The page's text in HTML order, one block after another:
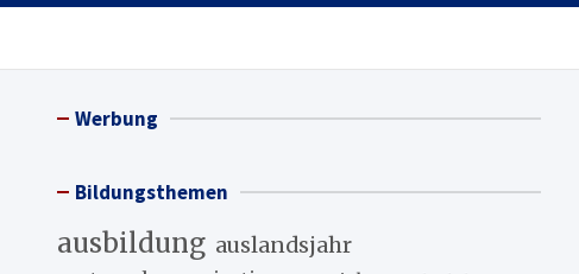
Werbung
Bildungsthemen
ausbildung auslandsjahr